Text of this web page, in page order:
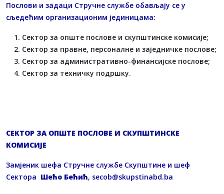
Послови и задаци Стручне службе обављају се у
сљедећим организационим јединицама:
Сектор за опште послове и скупштинске комисије;
Сектор за правне, персоналне и заједничке послове;
Сектор за административно-финансијске послове;
Сектор за техничку подршку.
СЕКТОР ЗА ОПШТЕ ПОСЛОВЕ И СКУПШТИНСКЕ
КОМИСИЈЕ
Замјеник шефа Стручне службе Скупштине и шеф
Сектора Шећо Бећић, secob@skupstinabd.ba